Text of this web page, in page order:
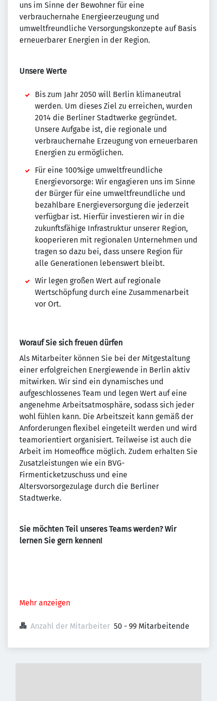
uns im Sinne der Bewohner für eine
verbrauchernahe Energieerzeugung und
umweltfreundliche Versorgungskonzepte auf Basis
erneuerbarer Energien in der Region.
Unsere Werte
Bis zum Jahr 2050 will Berlin klimaneutral
werden. Um dieses Ziel zu erreichen, wurden
2014 die Berliner Stadtwerke gegründet.
Unsere Aufgabe ist, die regionale und
verbrauchernahe Erzeugung von erneuerbaren
Energien zu ermöglichen.
Für eine 100%ige umweltfreundliche
Energievorsorge: Wir engagieren uns im Sinne
der Bürger für eine umweltfreundliche und
bezahlbare Energieversorgung die jederzeit
verfügbar ist. Hierfür investieren wir in die
zukunftsfähige Infrastruktur unserer Region,
kooperieren mit regionalen Unternehmen und
tragen so dazu bei, dass unsere Region für
alle Generationen lebenswert bleibt.
Wir legen großen Wert auf regionale
Wertschöpfung durch eine Zusammenarbeit
vor Ort.
Worauf Sie sich freuen dürfen
Als Mitarbeiter können Sie bei der Mitgestaltung
einer erfolgreichen Energiewende in Berlin aktiv
mitwirken. Wir sind ein dynamisches und
aufgeschlossenes Team und legen Wert auf eine
angenehme Arbeitsatmosphäre, sodass sich jeder
wohl fühlen kann. Die Arbeitszeit kann gemäß der
Anforderungen flexibel eingeteilt werden und wird
teamorientiert organisiert. Teilweise ist auch die
Arbeit im Homeoffice möglich. Zudem erhalten Sie
Zusatzleistungen wie ein BVG-
Firmenticketzuschuss und eine
Altersvorsorgezulage durch die Berliner
Stadtwerke.
Sie möchten Teil unseres Teams werden? Wir
lernen Sie gern kennen!
Mehr anzeigen
Anzahl der Mitarbeiter 50 - 99 Mitarbeitende